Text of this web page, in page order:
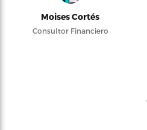
Moises Cortés
Consultor Financiero